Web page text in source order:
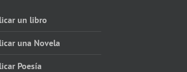
un libro
una Novela
Poesía